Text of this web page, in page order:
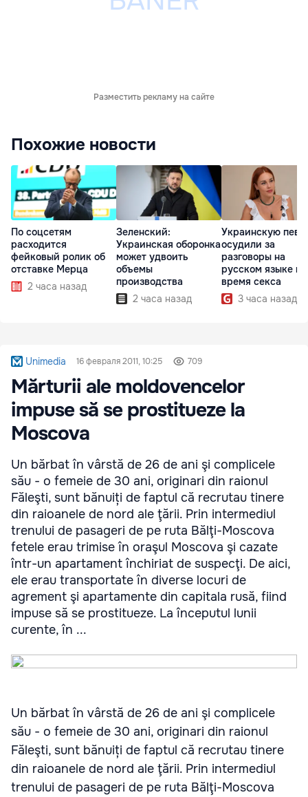
Разместить рекламу на сайте
Похожие новости
По соцсетям
расходится
фейковый ролик об
отставке Мерца
2 часа назад
Зеленский:
Украинская оборонка
может удвоить
объемы
производства
2 часа назад
Украинскую
осудили за
разговоры на
русском языке во
время секса
3 часа назад
Unimedia 16 февраля 2011, 10:25 709
Mărturii ale moldovencelor
impuse să se prostitueze la
Moscova
Un bărbat în vârstă de 26 de ani şi complicele
său - o femeie de 30 ani, originari din raionul
Făleşti, sunt bănuiți de faptul că recrutau tinere
din raioanele de nord ale ţării. Prin intermediul
trenului de pasageri de pe ruta Bălţi-Moscova
fetele erau trimise în oraşul Moscova şi cazate
într-un apartament închiriat de suspecţi. De aici,
ele erau transportate în diverse locuri de
agrement şi apartamente din capitala rusă, fiind
impuse să se prostitueze. La începutul lunii
curente, în ...
Un bărbat în vârstă de 26 de ani şi complicele
său - o femeie de 30 ani, originari din raionul
Făleşti, sunt bănuiți de faptul că recrutau tinere
din raioanele de nord ale ţării. Prin intermediul
trenului de pasageri de pe ruta Bălţi-Moscova